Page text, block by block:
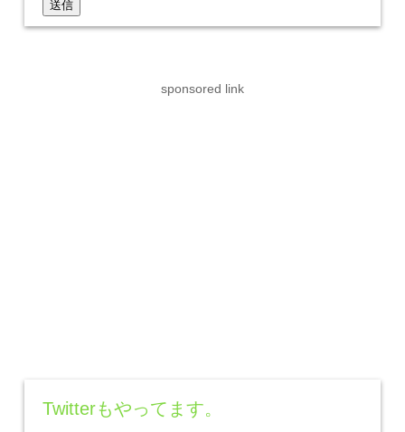
sponsored link
Twitterもやってます。